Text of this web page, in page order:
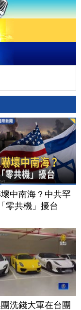
中南海？中共罕
零共機」擾台
洗錢大軍在台團